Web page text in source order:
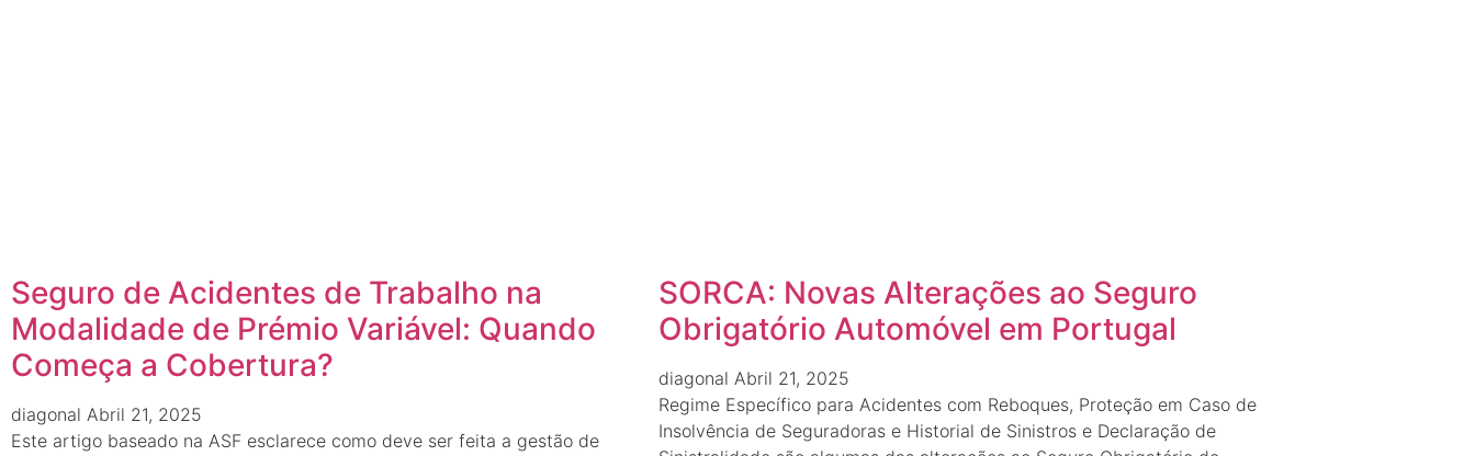
Seguro de Acidentes de Trabalho na
Modalidade de Prémio Variável: Quando
Começa a Cobertura?
diagonal Abril 21, 2025
Este artigo baseado na ASF esclarece como deve ser feita a gestão de
SORCA: Novas Alterações ao Seguro
Obrigatório Automóvel em Portugal
diagonal Abril 21, 2025
Regime Específico para Acidentes com Reboques, Proteção em Caso de
Insolvência de Seguradoras e Historial de Sinistros e Declaração de